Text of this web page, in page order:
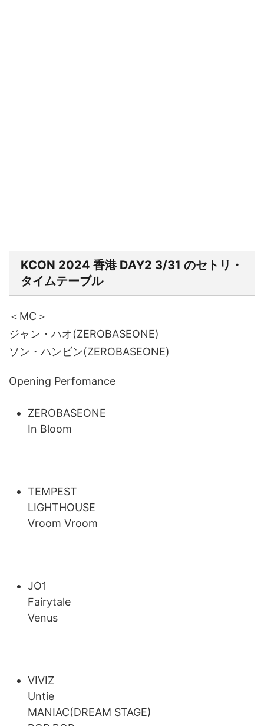
KCON 2024 香港 DAY2 3/31 のセトリ・
タイムテーブル
＜MC＞
ジャン・ハオ(ZEROBASEONE)
ソン・ハンビン(ZEROBASEONE)
Opening Perfomance
ZEROBASEONE
In Bloom
TEMPEST
LIGHTHOUSE
Vroom Vroom
JO1
Fairytale
Venus
VIVIZ
Untie
MANIAC(DREAM STAGE)